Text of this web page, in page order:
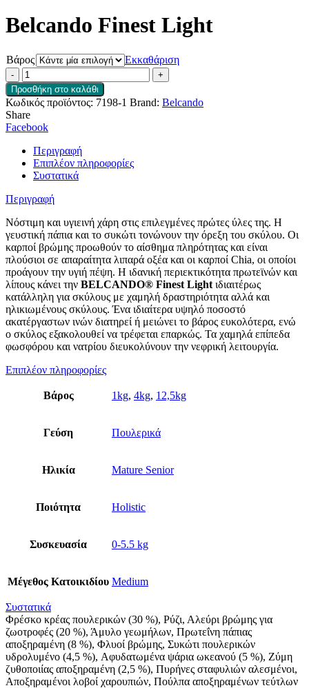
Belcando Finest Light
Βάρος
Εκκαθάριση
Belcando
Finest
Light
ποσότητα
Προσθήκη στο καλάθι
Κωδικός προϊόντος: 7198-1 Brand: Belcando
Share
Facebook
Περιγραφή
Επιπλέον πληροφορίες
Συστατικά
Περιγραφή
Νόστιμη και υγιεινή χάρη στις επιλεγμένες πρώτες ύλες της. Η
γευστική πάπια και το συκώτι τονώνουν την όρεξη του σκύλου. Οι
καρποί βρώμης προωθούν το αίσθημα πληρότητας και είναι
πλούσιοι σε απαραίτητα λιπαρά οξέα και οι καρποί Chia, οι οποίοι
προάγουν την υγιή πέψη. Η ιδανική περιεκτικότητα πρωτεϊνών και
λίπους κάνει την BELCANDO® Finest Light ιδιαιτέρως
κατάλληλη για σκύλους με χαμηλή δραστηριότητα αλλά και
ηλικιωμένους σκύλους. Ένα ιδιαίτερα υψηλό ποσοστό
ακατέργαστων ινών διατηρεί ή μειώνει το βάρος ευκολότερα, ενώ
ο σκύλος εξακολουθεί να τρέφεται επαρκώς. Τα χαμηλά επίπεδα
φωσφόρου και νατρίου διευκολύνουν την νεφρική λειτουργία.
Επιπλέον πληροφορίες
Βάρος 1kg, 4kg, 12,5kg
Γεύση Πουλερικά
Ηλικία Mature Senior
Ποιότητα Holistic
Συσκευασία 0-5.5 kg
Μέγεθος Κατοικιδίου Medium
Συστατικά
Φρέσκο κρέας πουλερικών (30 %), Ρύζι, Αλεύρι βρώμης για
ζωοτροφές (20 %), Άμυλο γεωμήλων, Πρωτεΐνη πάπιας
αποξηραμένη (8 %), Φλυοί βρώμης, Συκώτι πουλερικών
υδρολυμένο (4,5 %), Aφυδατωμένα ψάρια ωκεανού (5 %), Ζύμη
ζυθοποιίας αποξηραμένη (2,5 %), Πυρήνες σταφυλιών αλεσμένοι,
Αποξηραμένοι λοβοί χαρουπιών, Πούλπα αποξηραμένων τεύτλων